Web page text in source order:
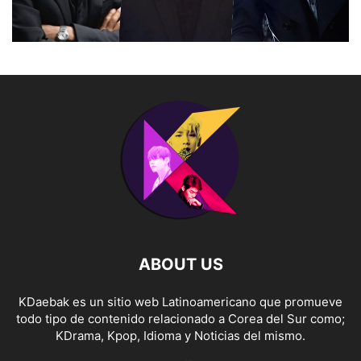
ABOUT US
KDaebak es un sitio web Latinoamericano que promueve
todo tipo de contenido relacionado a Corea del Sur como;
KDrama, Kpop, Idioma y Noticias del mismo.